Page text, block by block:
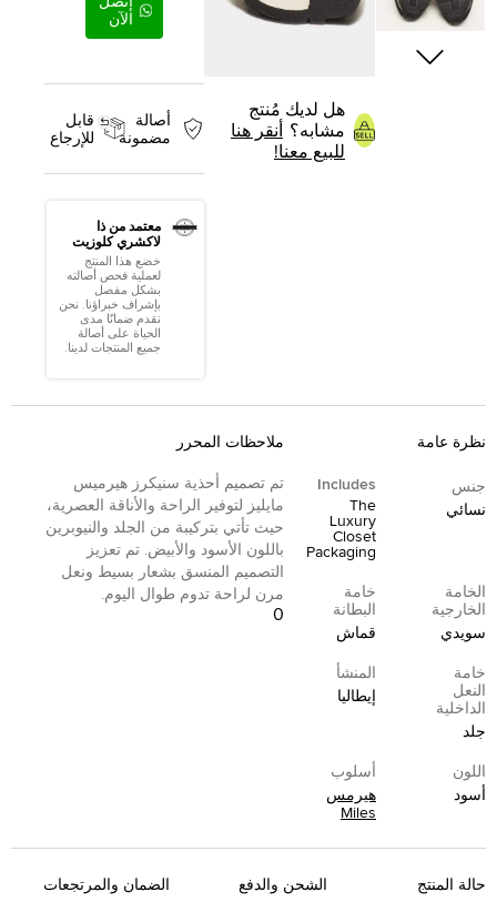
هل لديك مُنتج
مشابه؟
أنقر هنا
للبيع معنا!
الآن
أصالة
مضمونة
قابل
للإرجاع
معتمد من ذا
لاكشري كلوزيت
خضع هذا المنتج
لعملية فحص أصالته
بشكل مفصل
بإشراف خبراؤنا. نحن
نقدم ضمانًا مدى
الحياة على أصالة
جميع المنتجات لدينا.
نظرة عامة
جنس
نسائي
Includes
The
Luxury
Closet
Packaging
الخامة
الخارجية
سويدي
خامة
البطانة
قماش
خامة
النعل
الداخلية
جلد
المنشأ
إيطاليا
اللون
أسود
أسلوب
هيرمس
Miles
ملاحظات المحرر
تم تصميم أحذية سنيكرز هيرميس
مايليز لتوفير الراحة والأناقة العصرية،
حيث تأتي بتركيبة من الجلد والنيوبرين
باللون الأسود والأبيض. تم تعزيز
التصميم المنسق بشعار بسيط ونعل
مرن لراحة تدوم طوال اليوم.
0
حالة المنتج الشحن والدفع الضمان والمرتجعات